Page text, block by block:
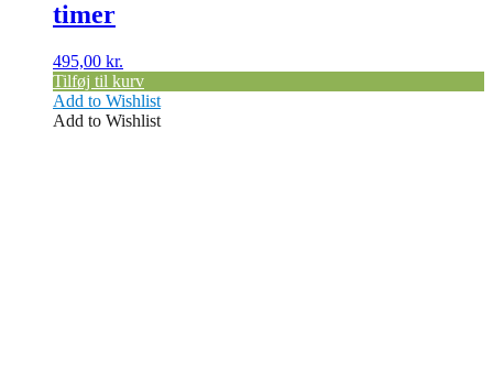
timer
495,00 kr.
Tilføj til kurv
Add to Wishlist
Add to Wishlist